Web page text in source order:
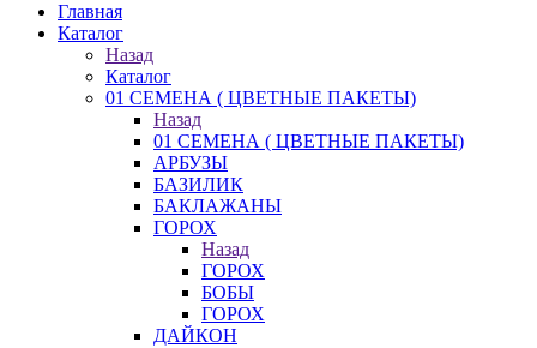
Главная
Каталог
Назад
Каталог
01 СЕМЕНА ( ЦВЕТНЫЕ ПАКЕТЫ)
Назад
01 СЕМЕНА ( ЦВЕТНЫЕ ПАКЕТЫ)
АРБУЗЫ
БАЗИЛИК
БАКЛАЖАНЫ
ГОРОХ
Назад
ГОРОХ
БОБЫ
ГОРОХ
ДАЙКОН